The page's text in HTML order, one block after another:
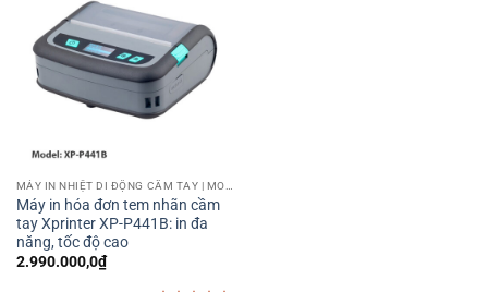
Máy in hóa đơn tem nhãn cầm
tay Xprinter XP-P441B: in đa
năng, tốc độ cao
2.990.000,0₫